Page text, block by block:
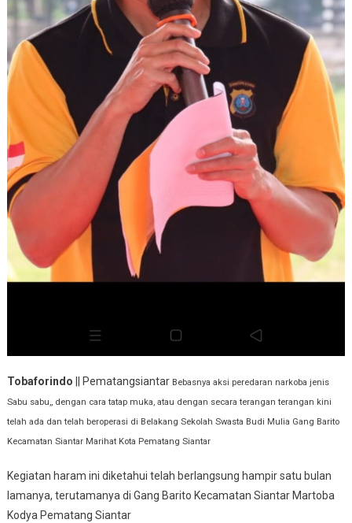
Tobaforindo || Pematangsiantar Bebasnya aksi peredaran narkoba jenis
Sabu sabu,, dengan cara tatap muka, atau dengan secara terangan terangan kini
telah ada dan telah beroperasi di Belakang Sekolah Swasta Budi Mulia Gang Barito
Kecamatan Siantar Marihat Kota Pematang Siantar
Kegiatan haram ini diketahui telah berlangsung hampir satu bulan
lamanya, terutamanya di Gang Barito Kecamatan Siantar Martoba
Kodya Pematang Siantar